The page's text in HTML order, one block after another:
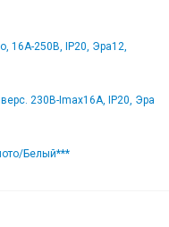
16A-250В, IP20, Эра12,
230В-Imax16А, IP20, Эра
Белый***